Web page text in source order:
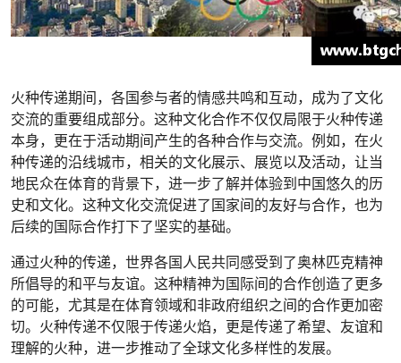
火种传递期间，各国参与者的情感共鸣和互动，成为了文化
交流的重要组成部分。这种文化合作不仅仅局限于火种传递
本身，更在于活动期间产生的各种合作与交流。例如，在火
种传递的沿线城市，相关的文化展示、展览以及活动，让当
地民众在体育的背景下，进一步了解并体验到中国悠久的历
史和文化。这种文化交流促进了国家间的友好与合作，也为
后续的国际合作打下了坚实的基础。
通过火种的传递，世界各国人民共同感受到了奥林匹克精神
所倡导的和平与友谊。这种精神为国际间的合作创造了更多
的可能，尤其是在体育领域和非政府组织之间的合作更加密
切。火种传递不仅限于传递火焰，更是传递了希望、友谊和
理解的火种，进一步推动了全球文化多样性的发展。